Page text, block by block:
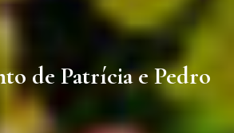
de Patrícia e Pedro